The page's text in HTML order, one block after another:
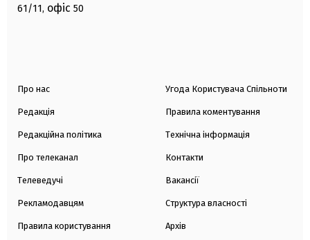
61/11, офіс 50
Про нас
Редакція
Редакційна політика
Про телеканал
Телеведучі
Рекламодавцям
Правила користування
Угода Користувача Спільноти
Правила коментування
Технічна інформація
Контакти
Вакансії
Структура власності
Архів